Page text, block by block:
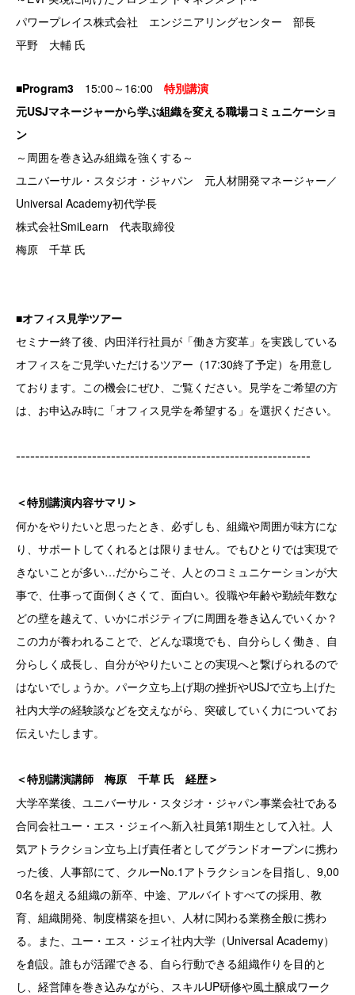
パワープレイス株式会社 エンジニアリングセンター 部長
平野 大輔 氏
■Program3 15:00～16:00 特別講演
元USJマネージャーから学ぶ組織を変える職場コミュニケーショ
ン
～周囲を巻き込み組織を強くする～
ユニバーサル・スタジオ・ジャパン 元人材開発マネージャー／
Universal Academy初代学長
株式会社SmiLearn 代表取締役
梅原 千草 氏
■オフィス見学ツアー
セミナー終了後、内田洋行社員が「働き方変革」を実践している
オフィスをご見学いただけるツアー（17:30終了予定）を用意し
ております。この機会にぜひ、ご覧ください。 見学をご希望の方
は、お申込み時に「オフィス見学を希望する」を選択ください。
--------------------------------------------------------------
＜特別講演内容サマリ＞
何かをやりたいと思ったとき、必ずしも、組織や周囲が味方にな
り、サポートしてくれるとは限りません。でもひとりでは実現で
きないことが多い…だからこそ、人とのコミュニケーションが大
事で、仕事って面倒くさくて、面白い。役職や年齢や勤続年数な
どの壁を越えて、いかにポジティブに周囲を巻き込んでいくか？
この力が養われることで、どんな環境でも、自分らしく働き、自
分らしく成長し、自分がやりたいことの実現へと繋げられるので
はないでしょうか。パーク立ち上げ期の挫折やUSJで立ち上げた
社内大学の経験談などを交えながら、突破していく力についてお
伝えいたします。
＜特別講演講師 梅原 千草 氏 経歴＞
大学卒業後、ユニバーサル・スタジオ・ジャパン事業会社である
合同会社ユー・エス・ジェイへ新入社員第1期生として入社。人
気アトラクション立ち上げ責任者としてグランドオープンに携わ
った後、人事部にて、クルーNo.1アトラクションを目指し、9,00
0名を超える組織の新卒、中途、アルバイトすべての採用、教
育、組織開発、制度構築を担い、人材に関わる業務全般に携わ
る。また、ユー・エス・ジェイ社内大学（Universal Academy）
を創設。誰もが活躍できる、自ら行動できる組織作りを目的と
し、経営陣を巻き込みながら、スキルUP研修や風土醸成ワーク